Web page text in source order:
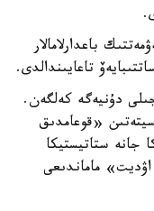
باعدارلامالار
تاعايىندالدى.
ەسمۇرات ۇلى ساتتىبايەۆ 1993-جىلى دۇنيەگە كەلگەن.
«قوعامدىق
جانە ستاتيستيكا
ماماندىعى